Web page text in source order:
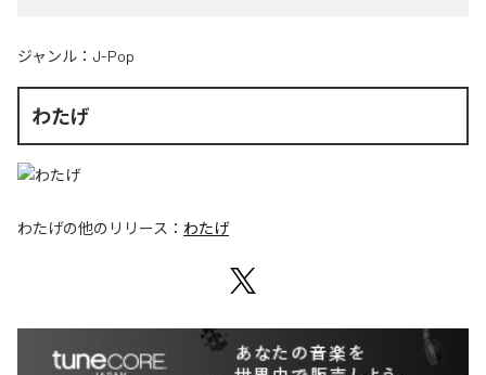
ジャンル： J-Pop
わたげ
わたげの他のリリース： わたげ